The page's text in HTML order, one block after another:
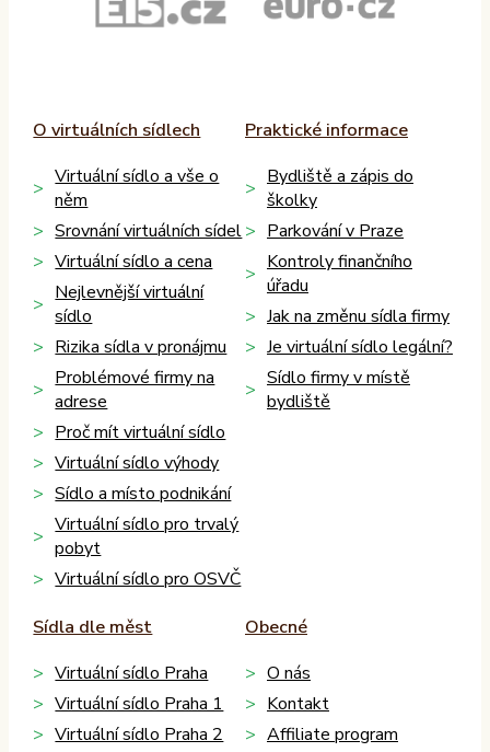
O virtuálních sídlech
Virtuální sídlo a vše o
něm
Srovnání virtuálních sídel
Virtuální sídlo a cena
Nejlevnější virtuální
sídlo
Rizika sídla v pronájmu
Problémové firmy na
adrese
Proč mít virtuální sídlo
Virtuální sídlo výhody
Sídlo a místo podnikání
Virtuální sídlo pro trvalý
pobyt
Virtuální sídlo pro OSVČ
Praktické informace
Bydliště a zápis do
školky
Parkování v Praze
Kontroly finančního
úřadu
Jak na změnu sídla firmy
Je virtuální sídlo legální?
Sídlo firmy v místě
bydliště
Sídla dle měst
Virtuální sídlo Praha
Virtuální sídlo Praha 1
Virtuální sídlo Praha 2
Obecné
O nás
Kontakt
Affiliate program